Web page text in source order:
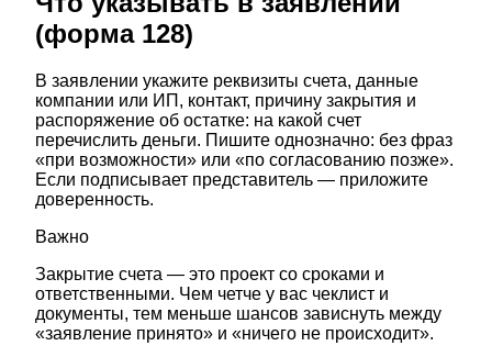
(форма 128)
В заявлении укажите реквизиты счета, данные
компании или ИП, контакт, причину закрытия и
распоряжение об остатке: на какой счет
перечислить деньги. Пишите однозначно: без фраз
«при возможности» или «по согласованию позже».
Если подписывает представитель — приложите
доверенность.
Важно
Закрытие счета — это проект со сроками и
ответственными. Чем четче у вас чеклист и
документы, тем меньше шансов зависнуть между
«заявление принято» и «ничего не происходит».